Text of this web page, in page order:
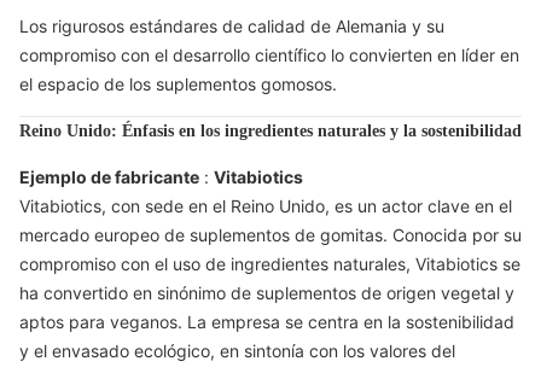
Los rigurosos estándares de calidad de Alemania y su
compromiso con el desarrollo científico lo convierten en líder en
el espacio de los suplementos gomosos.
Reino Unido: Énfasis en los ingredientes naturales y la sostenibilidad
Ejemplo de fabricante : Vitabiotics
Vitabiotics, con sede en el Reino Unido, es un actor clave en el
mercado europeo de suplementos de gomitas. Conocida por su
compromiso con el uso de ingredientes naturales, Vitabiotics se
ha convertido en sinónimo de suplementos de origen vegetal y
aptos para veganos. La empresa se centra en la sostenibilidad
y el envasado ecológico, en sintonía con los valores del